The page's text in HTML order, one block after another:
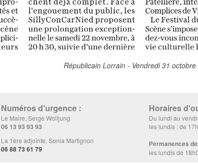
Républicain Lorrain - Vendredi 31
Numéros d'urgence :
Le Maire, Serge Wolljung
06 13 93 93 93
La 1ère adjointe, Sonia Martignon
06 88 73 61 79
Horaires
Du lundi au
les lundis : de
Permanences
les lundis de